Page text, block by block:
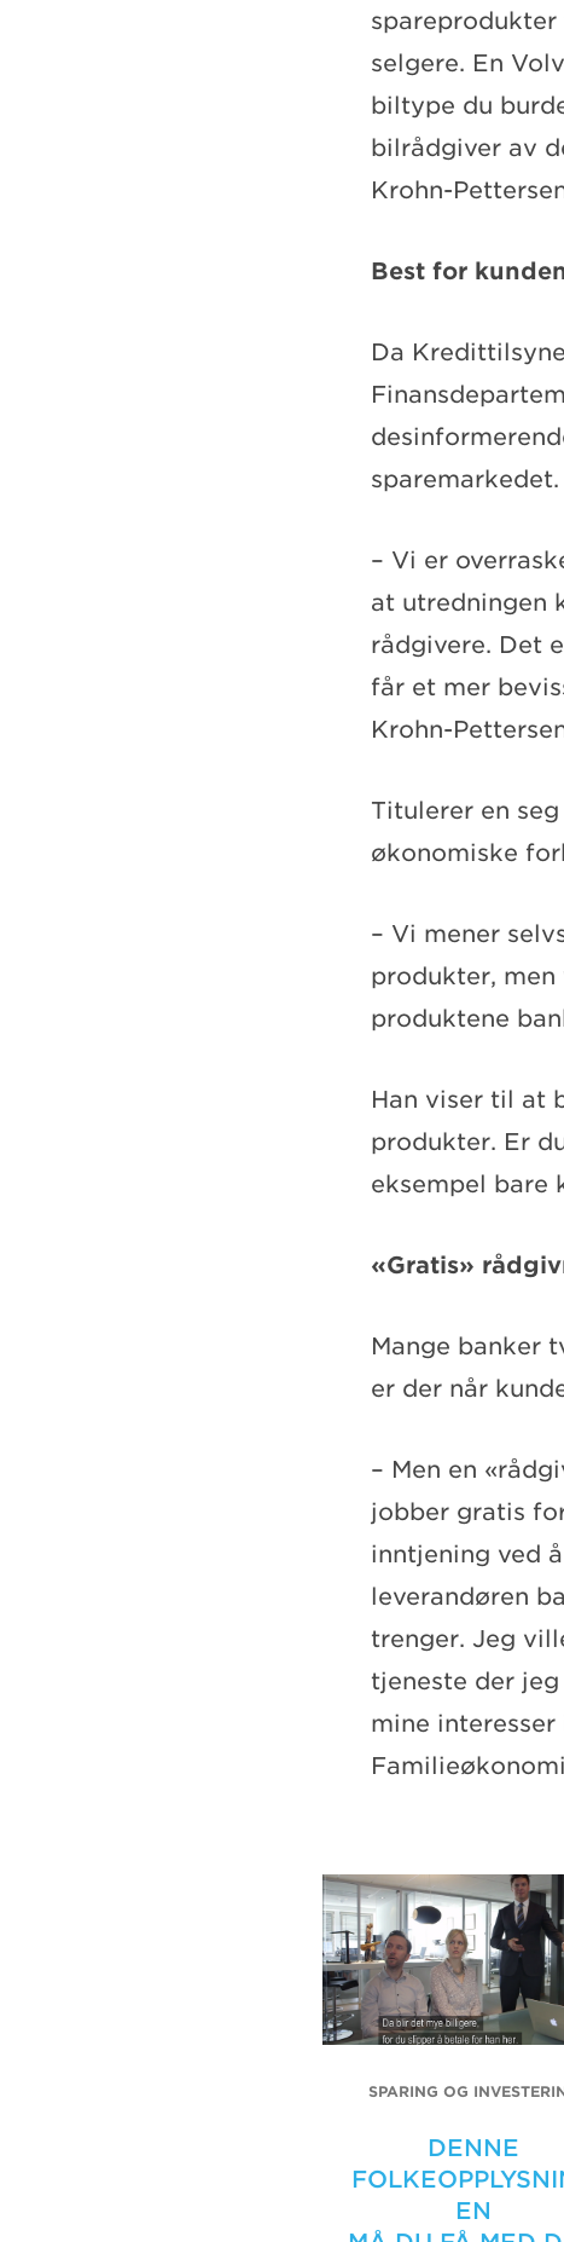
selgere. En
biltype du
bilrådgiver av
Krohn-
Best for
Da
– Vi er
at utredningen
rådgivere. Det
får et mer
Krohn-
Titulerer en
økonomiske
– Vi mener
produkter,
produktene
Han viser til at
produkter. Er
eksempel bare
«Gratis»
Mange banker
er der når
– Men en
jobber gratis
inntjening ved
leverandøren
trenger. Jeg
tjeneste der
mine
SPARING OG
DENNE
EN